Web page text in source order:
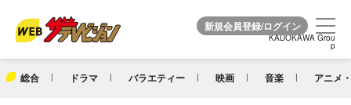
KADOKAWA Grou
p
総合 ドラマ バラエティー 映画 音楽 アニメ
KADOKAWA Grou
p